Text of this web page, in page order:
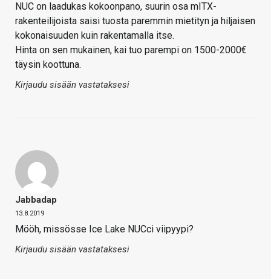
NUC on laadukas kokoonpano, suurin osa mITX-
rakenteilijoista saisi tuosta paremmin mietityn ja hiljaisen
kokonaisuuden kuin rakentamalla itse.
Hinta on sen mukainen, kai tuo parempi on 1500-2000€
täysin koottuna.
Kirjaudu sisään vastataksesi
Jabbadap
13.8.2019
Mööh, missösse Ice Lake NUCci viipyypi?
Kirjaudu sisään vastataksesi